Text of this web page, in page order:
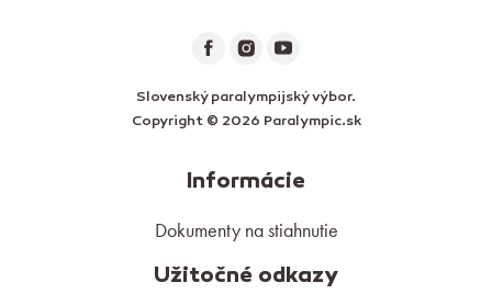
Slovenský paralympijský výbor.
Copyright © 2026 Paralympic.sk
Informácie
Dokumenty na stiahnutie
Užitočné odkazy